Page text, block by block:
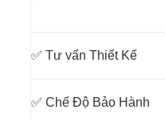
✅ Tư vấn Thiết Kế
✅ Chế Độ Bảo Hành